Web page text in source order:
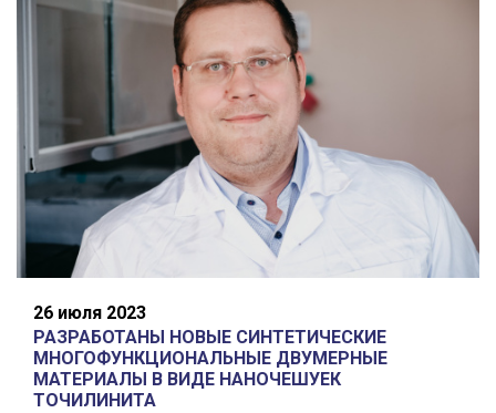
26 июля 2023
РАЗРАБОТАНЫ НОВЫЕ СИНТЕТИЧЕСКИЕ
МНОГОФУНКЦИОНАЛЬНЫЕ ДВУМЕРНЫЕ
МАТЕРИАЛЫ В ВИДЕ НАНОЧЕШУЕК
ТОЧИЛИНИТА